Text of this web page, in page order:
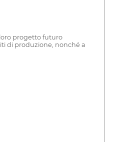
progetto futuro
di produzione, nonché a